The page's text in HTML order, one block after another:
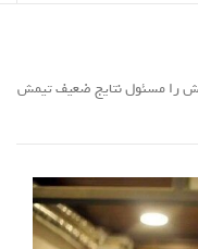
را مسئول نتایج ضعیف تیمش